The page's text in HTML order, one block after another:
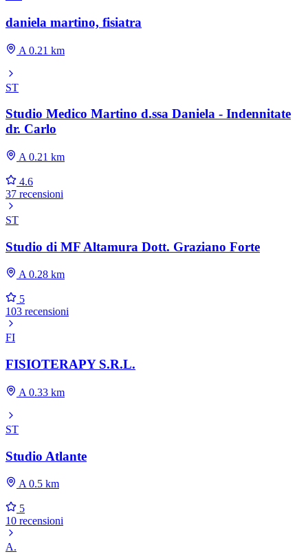
daniela martino, fisiatra
A 0.21 km
ST
Studio Medico Martino d.ssa Daniela - Indennitate
dr. Carlo
A 0.21 km
4.6
37 recensioni
ST
Studio di MF Altamura Dott. Graziano Forte
A 0.28 km
5
103 recensioni
FI
FISIOTERAPY S.R.L.
A 0.33 km
ST
Studio Atlante
A 0.5 km
5
10 recensioni
A.